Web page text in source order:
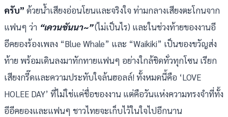
ครับ” ด้วยน้ำเสียงอ่อนโยนและจริงใจ ท่ามกลางเสียงตะโกนจาก
แฟนๆ ว่า “เควนชันนา~”(ไม่เป็นไร) และในช่วงท้ายของงานอี
อีคยองร้องเพลง “Blue Whale” และ “Waikiki” เป็นของขวัญส่ง
ท้าย พร้อมเดินลงมาทักทายแฟนๆ อย่างใกล้ชิดทั่วทุกโซน เรียก
เสียงกรี๊ดและความประทับใจล้นฮอลล์! ทั้งหมดนี้คือ ‘LOVE
HOLEE DAY’ ที่ไม่ใช่แค่ชื่อของงาน แต่คือวันแห่งความทรงจำที่ทั้ง
อีอีคยองและแฟนๆ ชาวไทยจะเก็บไว้ในใจไปอีกนาน